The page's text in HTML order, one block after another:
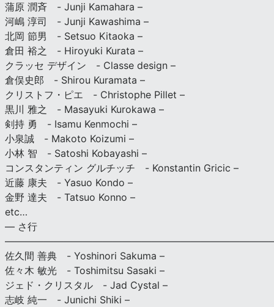
蒲原 潤斉 - Junji Kamahara –
河嶋 淳司 - Junji Kawashima –
北岡 節男 - Setsuo Kitaoka –
倉田 裕之 - Hiroyuki Kurata –
クラッセ デザイン - Classe design –
倉俣史郎 - Shirou Kuramata –
クリストフ・ピエ - Christophe Pillet –
黒川 雅之 - Masayuki Kurokawa –
剣持 勇 - Isamu Kenmochi –
小泉誠 - Makoto Koizumi –
小林 智 - Satoshi Kobayashi –
コンスタンティン グルチッチ - Konstantin Gricic –
近藤 康夫 - Yasuo Kondo –
金野 達夫 - Tatsuo Konno –
etc…
— さ行
佐久間 善典 - Yoshinori Sakuma –
佐々木 敏光 - Toshimitsu Sasaki –
ジェド・クリスタル - Jad Cystal –
志岐 純一 - Junichi Shiki –